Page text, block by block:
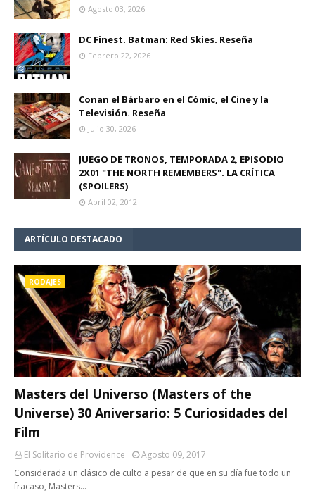
Agosto 03, 2026
DC Finest. Batman: Red Skies. Reseña
Febrero 22, 2026
Conan el Bárbaro en el Cómic, el Cine y la
Televisión. Reseña
Julio 30, 2026
JUEGO DE TRONOS, TEMPORADA 2, EPISODIO
2X01 "THE NORTH REMEMBERS". LA CRÍTICA
(SPOILERS)
Abril 02, 2012
ARTÍCULO DESTACADO
RODAJES
Masters del Universo (Masters of the
Universe) 30 Aniversario: 5 Curiosidades del
Film
El Solitario de Providence
Agosto 09, 2017
Considerada un clásico de culto a pesar de que en su día fue todo un
fracaso, Masters…